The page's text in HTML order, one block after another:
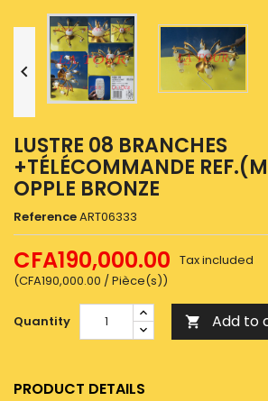

LUSTRE 08 BRANCHES
+TÉLÉCOMMANDE
OPPLE BRONZE
ReferenceART06333
CFA190,000.00
(CFA190,000.00 / Pièce(s))
Tax included
Quantity  Add to
PRODUCT DETAILS